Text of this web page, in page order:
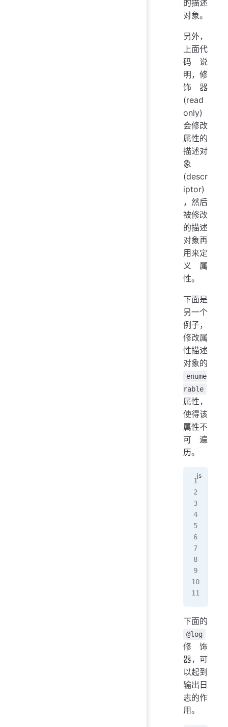
的描述
对象。
另外，
上面代
码说
明，修
饰器
(read
only)
会修改
属性的
描述对
象
(descr
iptor)
，然后
被修改
的描述
对象再
用来定
义属
性。
下面是
另一个
例子，
修改属
性描述
对象的
enume
rable
属性，
使得该
属性不
可遍
历。
下面的
@log
修饰
器，可
以起到
输出日
志的作
用。